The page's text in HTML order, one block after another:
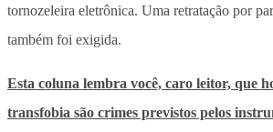
tornozeleira eletrônica. Uma retratação por
também foi exigida.
Esta coluna lembra você, caro leitor, que
transfobia são crimes previstos pelos